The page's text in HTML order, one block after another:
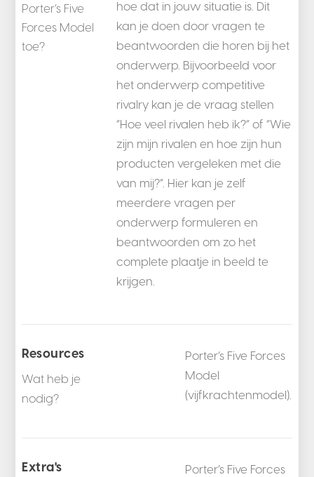
Porter’s Five
Forces Model
toe?
hoe dat in jouw situatie is. Dit
kan je doen door vragen te
beantwoorden die horen bij het
onderwerp. Bijvoorbeeld voor
het onderwerp competitive
rivalry kan je de vraag stellen
“Hoe veel rivalen heb ik?” of “Wie
zijn mijn rivalen en hoe zijn hun
producten vergeleken met die
van mij?”. Hier kan je zelf
meerdere vragen per
onderwerp formuleren en
beantwoorden om zo het
complete plaatje in beeld te
krijgen.
Resources
Wat heb je
nodig?
Porter’s Five Forces
Model
(vijfkrachtenmodel).
Extra's
Porter’s Five Forces